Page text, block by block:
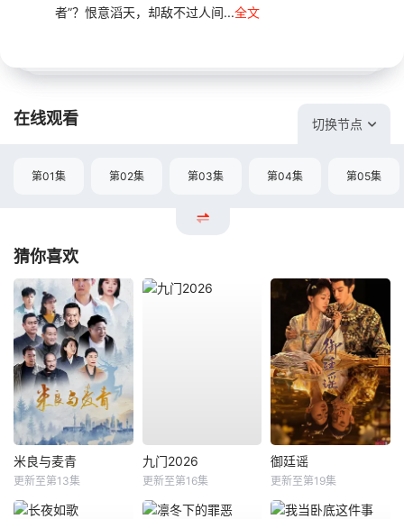
者”？恨意滔天，却敌不过人间...全文
在线观看 切换节点
第01集 第02集 第03集 第04集 第05集
猜你喜欢
米良与麦青
更新至第13集
九门2026
更新至第16集
御廷谣
更新至第19集